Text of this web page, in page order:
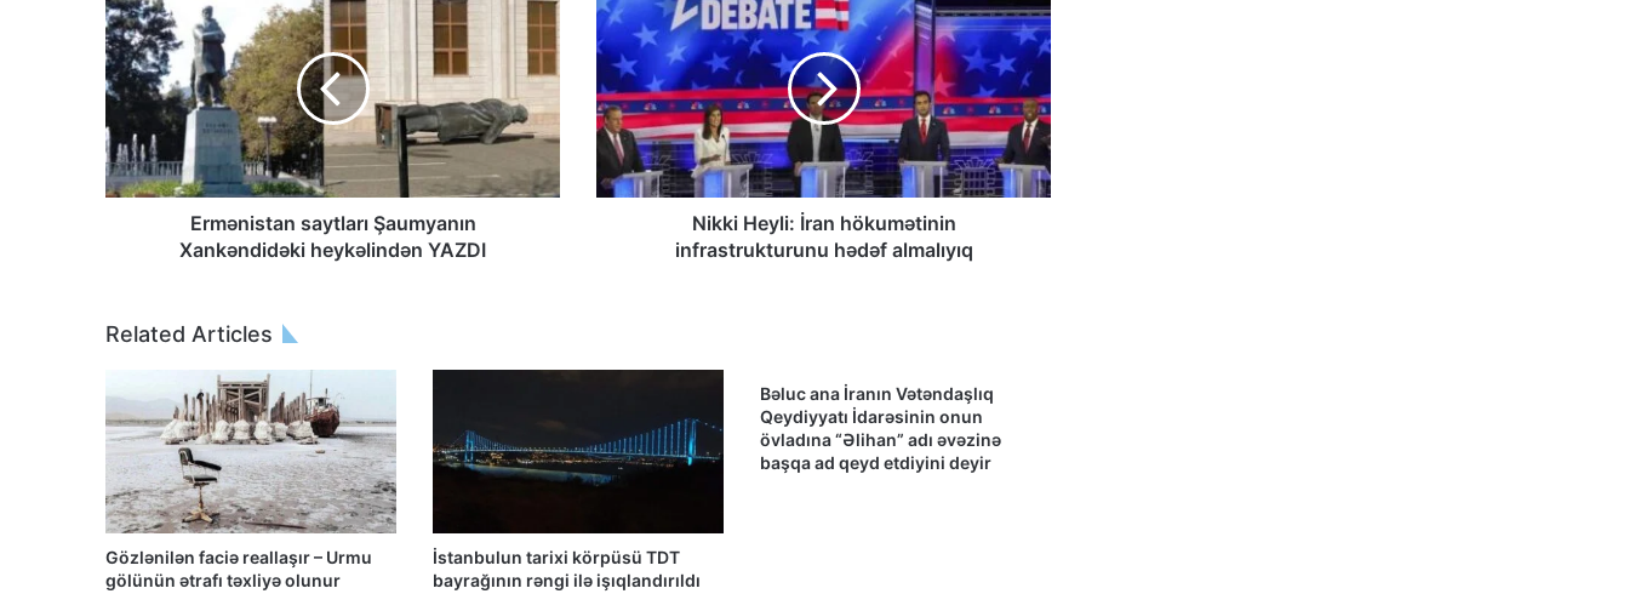
“Yeni Müsavat”da Güney Azərbaycan
müzakirəsi
Azərbaycanlı məhbuslar Evin
həbsxanasında eyləm keçiriblər
Qacar Şahlarının İtən Qəbirləri və Gizli
partiyalarının bəyanatı
Güç, anlatı ve görünmez millet: İran’da
bağımsız gazeteci
Ermənistan saytları Şaumyanın
Xankəndidəki heykəlindən YAZDI
Nikki Heyli: İran hökumətinin
infrastrukturunu hədəf almalıyıq
Related Articles
Gözlənilən faciə reallaşır – Urmu
gölünün ətrafı təxliyə olunur
İstanbulun tarixi körpüsü TDT
bayrağının rəngi ilə işıqlandırıldı
Bəluc ana İranın Vətəndaşlıq
Qeydiyyatı İdarəsinin onun
övladına “Əlihan” adı əvəzinə
başqa ad qeyd etdiyini deyir